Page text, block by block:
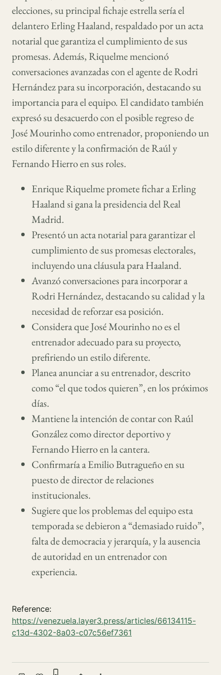
elecciones, su principal fichaje estrella sería el
delantero Erling Haaland, respaldado por un acta
notarial que garantiza el cumplimiento de sus
promesas. Además, Riquelme mencionó
conversaciones avanzadas con el agente de Rodri
Hernández para su incorporación, destacando su
importancia para el equipo. El candidato también
expresó su desacuerdo con el posible regreso de
José Mourinho como entrenador, proponiendo un
estilo diferente y la confirmación de Raúl y
Fernando Hierro en sus roles.
Enrique Riquelme promete fichar a Erling
Haaland si gana la presidencia del Real
Madrid.
Presentó un acta notarial para garantizar el
cumplimiento de sus promesas electorales,
incluyendo una cláusula para Haaland.
Avanzó conversaciones para incorporar a
Rodri Hernández, destacando su calidad y la
necesidad de reforzar esa posición.
Considera que José Mourinho no es el
entrenador adecuado para su proyecto,
prefiriendo un estilo diferente.
Planea anunciar a su entrenador, descrito
como “el que todos quieren”, en los próximos
días.
Mantiene la intención de contar con Raúl
González como director deportivo y
Fernando Hierro en la cantera.
Confirmaría a Emilio Butragueño en su
puesto de director de relaciones
institucionales.
Sugiere que los problemas del equipo esta
temporada se debieron a “demasiado ruido”,
falta de democracia y jerarquía, y la ausencia
de autoridad en un entrenador con
experiencia.
Reference:
https://venezuela.layer3.press/articles/66134115-
c13d-4302-8a03-c07c56ef7361
Sign in to bookmark